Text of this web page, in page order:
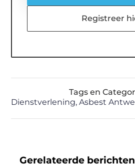
Registreer
Tags en
Dienstverlening,Asbest
Gerelateerde berichten